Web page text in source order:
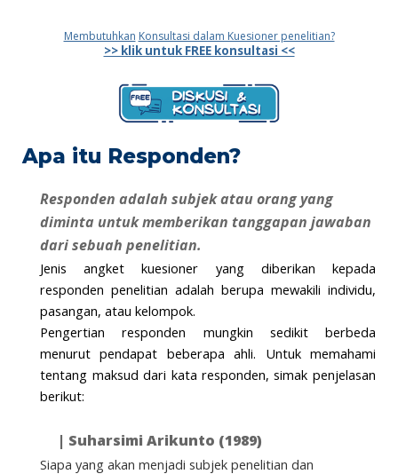
Membutuhkan Konsultasi dalam Kuesioner penelitian?
>> klik untuk FREE konsultasi <<
Apa itu Responden?
Responden adalah subjek atau orang yang
diminta untuk memberikan tanggapan jawaban
dari sebuah penelitian.
Jenis angket kuesioner yang diberikan kepada
responden penelitian adalah berupa mewakili individu,
pasangan, atau kelompok.
Pengertian responden mungkin sedikit berbeda
menurut pendapat beberapa ahli. Untuk memahami
tentang maksud dari kata responden, simak penjelasan
berikut:
| Suharsimi Arikunto (1989)
Siapa yang akan menjadi subjek penelitian dan